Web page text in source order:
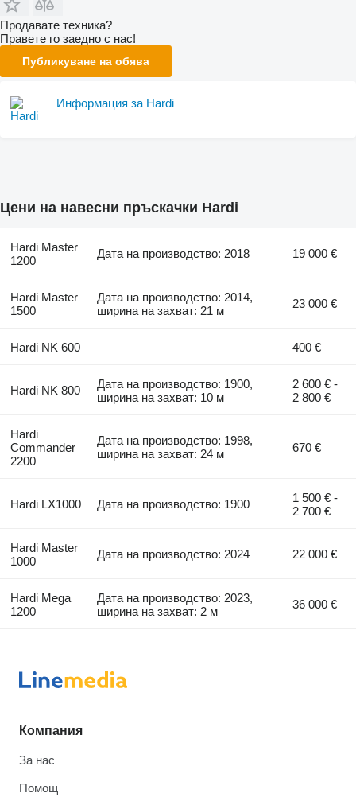
Продавате техника?
Правете го заедно с нас!
Публикуване на обява
Информация за Hardi
Цени на навесни пръскачки Hardi
Hardi Master
1200
Дата на производство: 2018 19 000 €
Hardi Master
1500
Дата на производство: 2014,
ширина на захват: 21 м
23 000 €
Hardi NK 600 400 €
Hardi NK 800
Дата на производство: 1900,
ширина на захват: 10 м
2 600 € -
2 800 €
Hardi
Commander
2200
Дата на производство: 1998,
ширина на захват: 24 м
670 €
Hardi LX1000 Дата на производство: 1900
1 500 € -
2 700 €
Hardi Master
1000
Дата на производство: 2024 22 000 €
Hardi Mega
1200
Дата на производство: 2023,
ширина на захват: 2 м
36 000 €
Компания
За нас
Помощ